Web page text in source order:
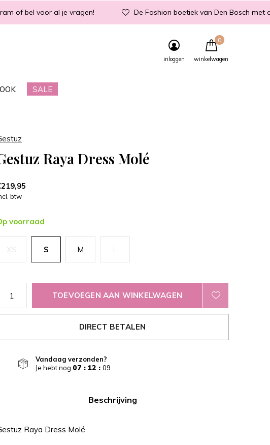
SALE
inloggen winkelwagen
0
of bel voor al je vragen! De Fashion boetiek van Den Bosch met
Raya Dress Molé
btw
voorraad
XS S M L
TOEVOEGEN AAN WINKELWAGEN
DIRECT BETALEN
Vandaag verzonden?
Je hebt nog 07 : 12 : 09
Beschrijving
Raya Dress Molé